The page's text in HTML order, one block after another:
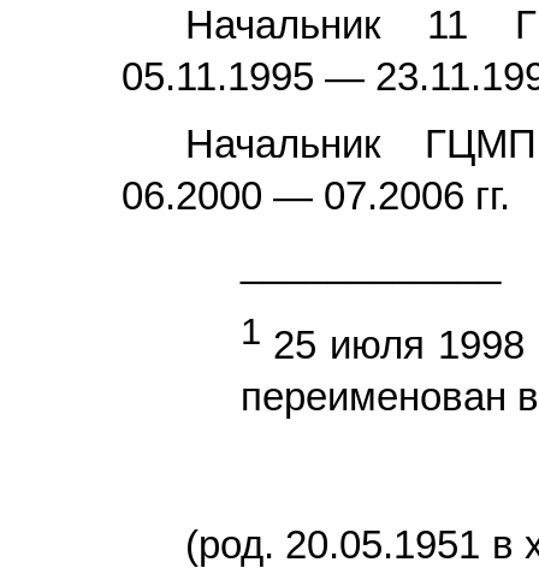
Начальник 11
05.11.1995 —
Начальник
06.2000 — 07.2006 гг.
1 25 июля 1998
переименован
(род. 20.05.1951 в